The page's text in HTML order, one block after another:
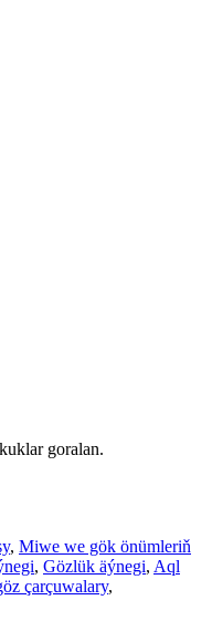
goralan.
, Miwe we gök önümleriň
, Gözlük äýnegi, Aql
çarçuwalary,